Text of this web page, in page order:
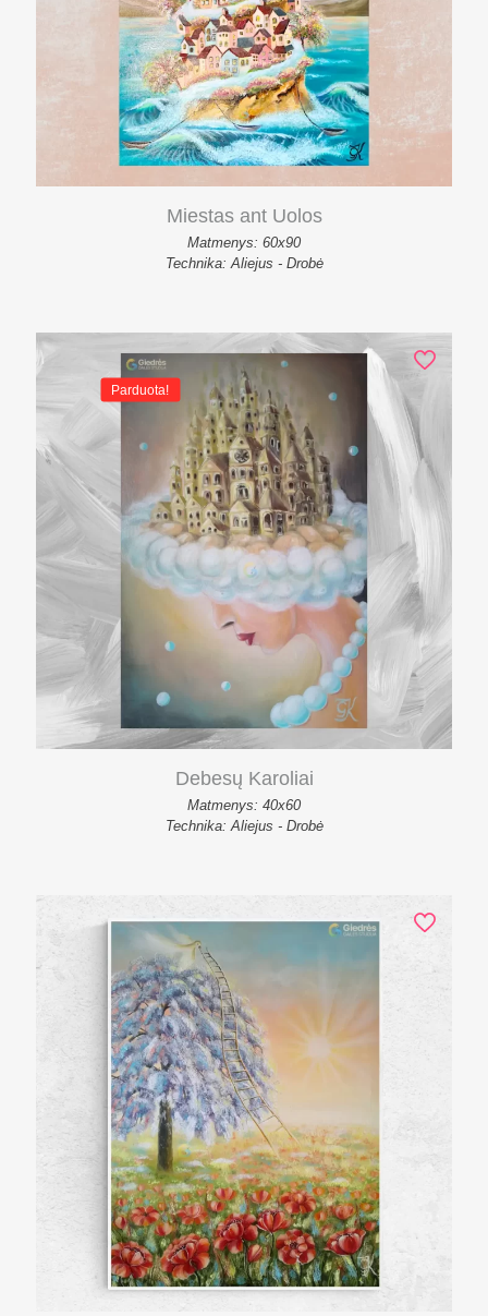
Miestas ant Uolos
Matmenys: 60x90
Technika: Aliejus - Drobė
Parduota!
Debesų Karoliai
Matmenys: 40x60
Technika: Aliejus - Drobė